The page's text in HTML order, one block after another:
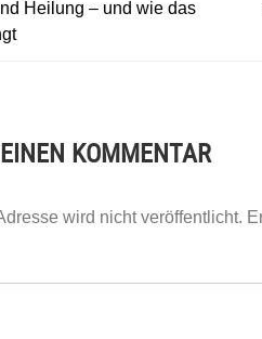
Heilung – und wie das
KOMMENTAR
wird nicht veröffentlicht.